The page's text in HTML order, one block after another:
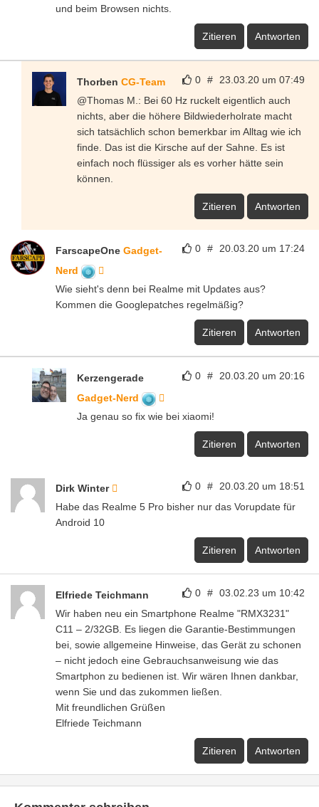
und beim Browsen nichts.
Zitieren Antworten
0 # 23.03.20 um 07:49
Thorben CG-Team
@Thomas M.: Bei 60 Hz ruckelt eigentlich auch
nichts, aber die höhere Bildwiederholrate macht
sich tatsächlich schon bemerkbar im Alltag wie ich
finde. Das ist die Kirsche auf der Sahne. Es ist
einfach noch flüssiger als es vorher hätte sein
können.
Zitieren Antworten
0 # 20.03.20 um 17:24
FarscapeOne Gadget-
Nerd
Wie sieht's denn bei Realme mit Updates aus?
Kommen die Googlepatches regelmäßig?
Zitieren Antworten
0 # 20.03.20 um 20:16
Kerzengerade
Gadget-Nerd
Ja genau so fix wie bei xiaomi!
Zitieren Antworten
0 # 20.03.20 um 18:51
Dirk Winter
Habe das Realme 5 Pro bisher nur das Vorupdate für
Android 10
Zitieren Antworten
0 # 03.02.23 um 10:42
Elfriede Teichmann
Wir haben neu ein Smartphone Realme "RMX3231"
C11 – 2/32GB. Es liegen die Garantie-Bestimmungen
bei, sowie allgemeine Hinweise, das Gerät zu schonen
– nicht jedoch eine Gebrauchsanweisung wie das
Smartphon zu bedienen ist. Wir wären Ihnen dankbar,
wenn Sie und das zukommen ließen.
Mit freundlichen Grüßen
Elfriede Teichmann
Zitieren Antworten